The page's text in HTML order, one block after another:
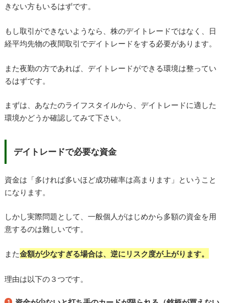
きない方もいるはずです。
もし取引ができないようなら、株のデイトレードではなく、日
経平均先物の夜間取引でデイトレードをする必要があります。
また夜勤の方であれば、デイトレードができる環境は整ってい
るはずです。
まずは、あなたのライフスタイルから、デイトレードに適した
環境かどうか確認してみて下さい。
デイトレードで必要な資金
資金は「多ければ多いほど成功確率は高まります」ということ
になります。
しかし実際問題として、一般個人がはじめから多額の資金を用
意するのは難しいです。
また金額が少なすぎる場合は、逆にリスク度が上がります。
理由は以下の３つです。